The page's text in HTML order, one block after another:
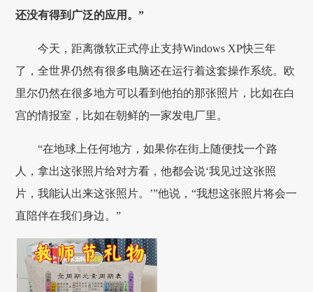
还没有得到广泛的应用。”
今天，距离微软正式停止支持Windows XP快三年
了，全世界仍然有很多电脑还在运行着这套操作系统。欧
里尔仍然在很多地方可以看到他拍的那张照片，比如在白
宫的情报室，比如在朝鲜的一家发电厂里。
“在地球上任何地方，如果你在街上随便找一个路
人，拿出这张照片给对方看，他都会说‘我见过这张照
片，我能认出来这张照片。’”他说，“我想这张照片将会一
直陪伴在我们身边。”